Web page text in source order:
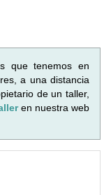
que tenemos en
a una distancia
de un taller,
en nuestra web